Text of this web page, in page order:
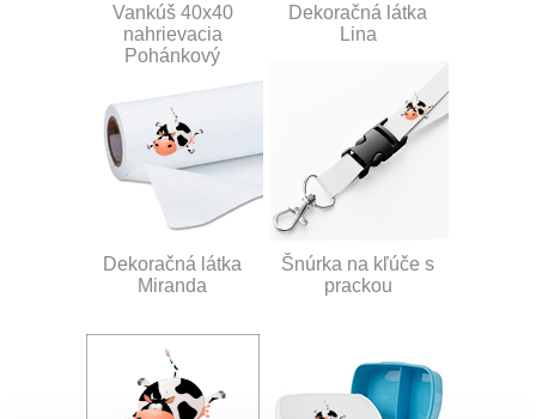
Vankúš 40x40
nahrievacia
Pohánkový
Dekoračná látka
Lina
Dekoračná látka
Miranda
Šnúrka na kľúče s
prackou